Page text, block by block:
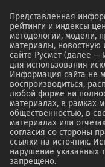
Представленная
рейтинги и индексы
методологии, модели,
материалы,
сайте Русмет (далее
для использования
Информация сайта не
воспроизводиться,
любой форме ни
материалах, в рамках
общественностью, в
материалах или
согласия со стороны
ссылки на источник.
нарушение указанных
запрещено.